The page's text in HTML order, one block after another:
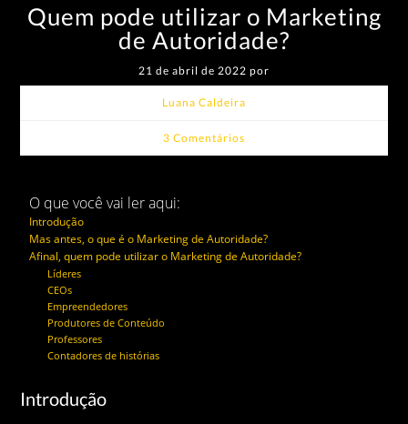
Quem pode utilizar o Marketing
de Autoridade?
21 de abril de 2022 por
Luana Caldeira
3 Comentários
O que você vai ler aqui:
Introdução
Mas antes, o que é o Marketing de Autoridade?
Afinal, quem pode utilizar o Marketing de Autoridade?
Líderes
CEOs
Empreendedores
Produtores de Conteúdo
Professores
Contadores de histórias
Introdução